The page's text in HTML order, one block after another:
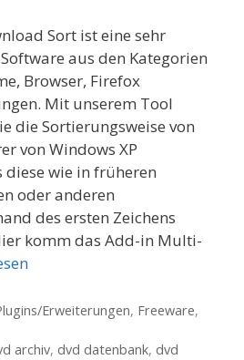
Sort ist eine sehr
aus den Kategorien
Browser, Firefox
Mit unserem Tool
die Sortierungsweise von
von Windows XP
diese wie in früheren
oder anderen
des ersten Zeichens
komm das Add-in Multi-
Erweiterungen, Freeware,
archiv, dvd datenbank, dvd